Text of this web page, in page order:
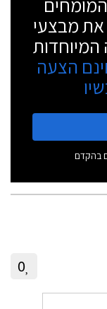
את מבצעי
הצעה
בהקדם
0